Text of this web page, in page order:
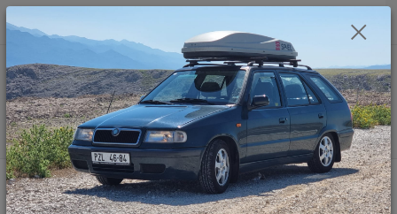
Menu
Hledat
Po - Pá 9:00 - 17:00
0,00 Kč
Úvod Sání
Podložka / redukce / adaptér / příruba vstřikovací jednotky
BMM pro Škoda Favorit 135 / Felicia 40kW - dural